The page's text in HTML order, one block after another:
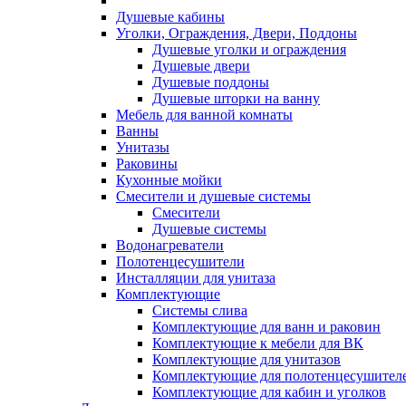
Душевые кабины
Уголки, Ограждения, Двери, Поддоны
Душевые уголки и ограждения
Душевые двери
Душевые поддоны
Душевые шторки на ванну
Мебель для ванной комнаты
Ванны
Унитазы
Раковины
Кухонные мойки
Смесители и душевые системы
Смесители
Душевые системы
Водонагреватели
Полотенцесушители
Инсталляции для унитаза
Комплектующие
Системы слива
Комплектующие для ванн и раковин
Комплектующие к мебели для ВК
Комплектующие для унитазов
Комплектующие для
Комплектующие для кабин и уголков